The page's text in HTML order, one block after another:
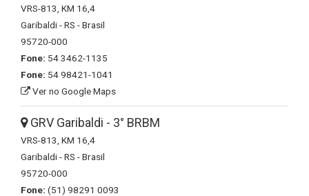
VRS-813, KM 16,4
Garibaldi - RS - Brasil
95720-000
Fone: 54 3462-1135
Fone: 54 98421-1041
Ver no Google Maps
GRV Garibaldi - 3° BRBM
VRS-813, KM 16,4
Garibaldi - RS - Brasil
95720-000
Fone: (51) 98291 0093